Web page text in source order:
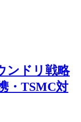
ンドリ戦略
・TSMC対